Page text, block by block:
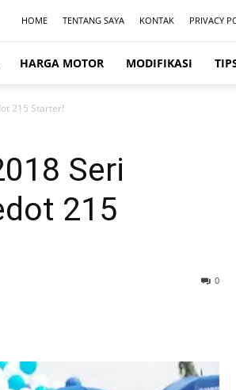
HOME TENTANG SAYA KONTAK PRIVACY
HARGA MOTOR MODIFIKASI
215 Starter!
Seri
215
0